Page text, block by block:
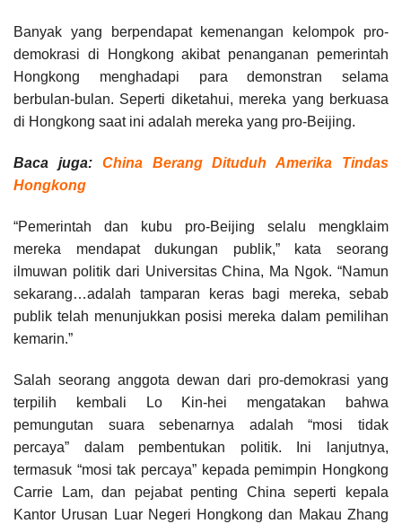
Banyak yang berpendapat kemenangan kelompok pro-
demokrasi di Hongkong akibat penanganan pemerintah
Hongkong menghadapi para demonstran selama
berbulan-bulan. Seperti diketahui, mereka yang berkuasa
di Hongkong saat ini adalah mereka yang pro-Beijing.
Baca juga: China Berang Dituduh Amerika Tindas
Hongkong
“Pemerintah dan kubu pro-Beijing selalu mengklaim
mereka mendapat dukungan publik,” kata seorang
ilmuwan politik dari Universitas China, Ma Ngok. “Namun
sekarang…adalah tamparan keras bagi mereka, sebab
publik telah menunjukkan posisi mereka dalam pemilihan
kemarin.”
Salah seorang anggota dewan dari pro-demokrasi yang
terpilih kembali Lo Kin-hei mengatakan bahwa
pemungutan suara sebenarnya adalah “mosi tidak
percaya” dalam pembentukan politik. Ini lanjutnya,
termasuk “mosi tak percaya” kepada pemimpin Hongkong
Carrie Lam, dan pejabat penting China seperti kepala
Kantor Urusan Luar Negeri Hongkong dan Makau Zhang